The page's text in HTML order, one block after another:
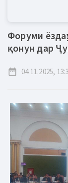
Форуми
қонун дар
date_range 04.11.2025,